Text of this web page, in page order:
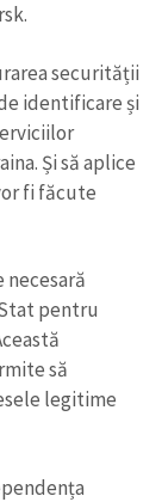
securității
identificare și
Și să aplice
fi făcute
necesară
pentru
să
legitime